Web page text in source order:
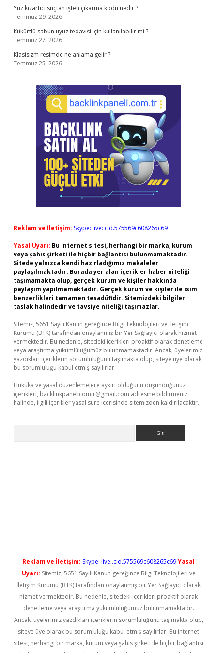
Yüz kızartıcı suçtan işten çıkarma kodu nedir ?
Temmuz 29, 2026
Kükürtlü sabun uyuz tedavisi için kullanılabilir mi ?
Temmuz 27, 2026
Klasisizm resimde ne anlama gelir ?
Temmuz 25, 2026
Reklam ve İletişim: Skype: live:.cid.575569c608265c69
Yasal Uyarı: Bu internet sitesi, herhangi bir marka, kurum
veya şahıs şirketi ile hiçbir bağlantısı bulunmamaktadır.
Sitede yalnızca kendi hazırladığımız makaleler
paylaşılmaktadır. Burada yer alan içerikler haber niteliği
taşımamakta olup, gerçek kurum ve kişiler hakkında
paylaşım yapılmamaktadır. Gerçek kurum ve kişiler ile isim
benzerlikleri tamamen tesadüfidir. Sitemizdeki bilgiler
taslak halindedir ve tavsiye niteliği taşımazlar.
Sitemiz, 5651 Sayılı Kanun gereğince Bilgi Teknolojileri ve İletişim
Kurumu (BTK) tarafından onaylanmış bir Yer Sağlayıcı olarak hizmet
vermektedir. Bu nedenle, sitedeki içerikleri proaktif olarak denetleme
veya araştırma yükümlülüğümüz bulunmamaktadır. Ancak, üyelerimiz
yazdıkları içeriklerin sorumluluğunu taşımakta olup, siteye üye olarak
bu sorumluluğu kabul etmiş sayılırlar.
Hukuka ve yasal düzenlemelere aykırı olduğunu düşündüğünüz
içerikleri, backlinkpanelicomtr@gmail.com adresine bildirmeniz
halinde, ilgili içerikler yasal süre içerisinde sitemizden kaldırılacaktır.
Reklam ve İletişim: Skype: live:.cid.575569c608265c69Yasal
Uyarı: Sitemiz, 5651 Sayılı Kanun gereğince Bilgi Teknolojileri ve
İletişim Kurumu (BTK) tarafından onaylanmış bir Yer Sağlayıcı olarak
hizmet vermektedir. Bu nedenle, sitedeki içerikleri proaktif olarak
denetleme veya araştırma yükümlülüğümüz bulunmamaktadır.
Ancak, üyelerimiz yazdıkları içeriklerin sorumluluğunu taşımakta olup,
siteye üye olarak bu sorumluluğu kabul etmiş sayılırlar. Bu internet
sitesi, herhangi bir marka, kurum veya şahıs şirketi ile hiçbir bağlantısı